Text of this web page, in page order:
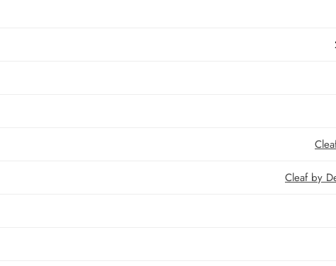
Cleaf by